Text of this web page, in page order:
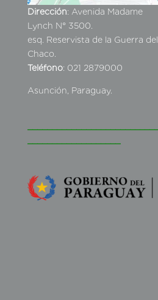
Dirección: Avenida Madame
Lynch N° 3500.
esq. Reservista de la Guerra del
Chaco.
Teléfono: 021 2879000
Asunción, Paraguay.